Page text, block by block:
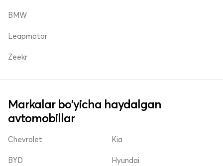
BMW
Leapmotor
Zeekr
Markalar bo'yicha haydalgan
avtomobillar
Chevrolet
BYD
Kia
Hyundai